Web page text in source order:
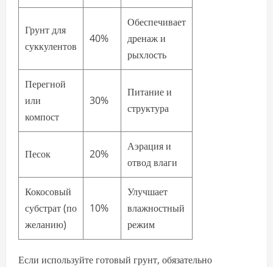
Грунт для
суккулентов
40%
Обеспечивает
дренаж и
рыхлость
Перегной
или
компост
30%
Питание и
структура
Песок 20%
Аэрация и
отвод влаги
Кокосовый
субстрат (по
желанию)
10%
Улучшает
влажностный
режим
Если используйте готовый грунт, обязательно